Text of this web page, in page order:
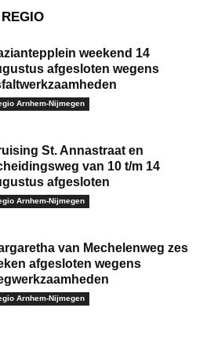
weekend 14
afgesloten wegens
Arnhem-Nijmegen
St. Annastraat en
van 10 t/m 14
afgesloten
Arnhem-Nijmegen
van Mechelenweg zes
afgesloten wegens
Arnhem-Nijmegen